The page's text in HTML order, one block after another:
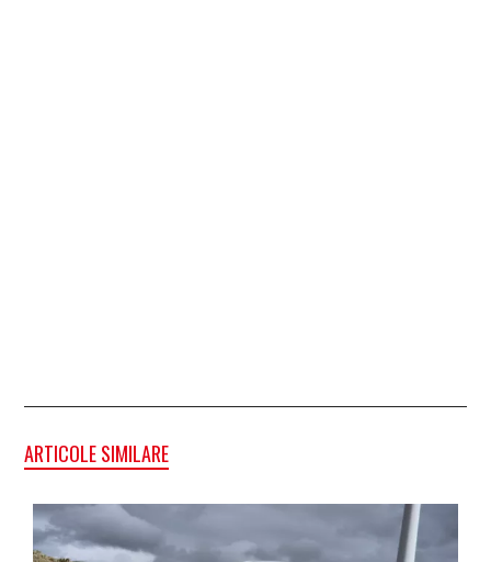
ARTICOLE SIMILARE